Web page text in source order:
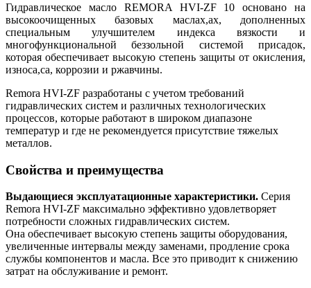
Гидравлическое масло REMORA HVI-ZF 10 основано на
высокоочищенных базовых маслах,ах, дополненных
специальным улучшителем индекса вязкости и
многофункциональной беззольной системой присадок,
которая обеспечивает высокую степень защиты от окисления,
износа,са, коррозии и ржавчины.
Remora HVI-ZF разработаны с учетом требований
гидравлических систем и различных технологических
процессов, которые работают в широком диапазоне
температур и где не рекомендуется присутствие тяжелых
металлов.
Свойства и преимущества
Выдающиеся эксплуатационные характеристики. Серия
Remora HVI-ZF максимально эффективно удовлетворяет
потребности сложных гидравлических систем.
Она обеспечивает высокую степень защиты оборудования,
увеличенные интервалы между заменами, продление срока
службы компонентов и масла. Все это приводит к снижению
затрат на обслуживание и ремонт.